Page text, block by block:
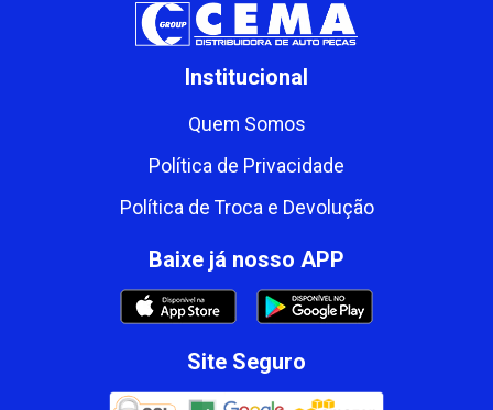
Institucional
Quem Somos
Política de Privacidade
Política de Troca e Devolução
Baixe já nosso APP
Site Seguro